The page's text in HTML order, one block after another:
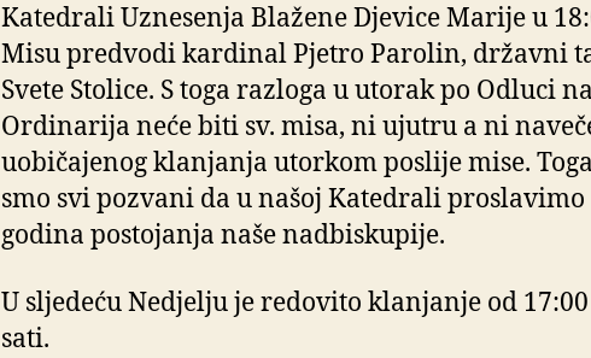
Katedrali Uznesenja Blažene Djevice Marije u
Misu predvodi kardinal Pjetro Parolin, državni
Svete Stolice. S toga razloga u utorak po Odluci
Ordinarija neće biti sv. misa, ni ujutru a ni
uobičajenog klanjanja utorkom poslije mise.
smo svi pozvani da u našoj Katedrali proslavimo
godina postojanja naše nadbiskupije.
U sljedeću Nedjelju je redovito klanjanje od
sati.